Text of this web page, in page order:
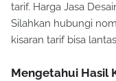
tarif. Harga Jasa
Silahkan hubungi
kisaran tarif bisa
Mengetahui Hasil